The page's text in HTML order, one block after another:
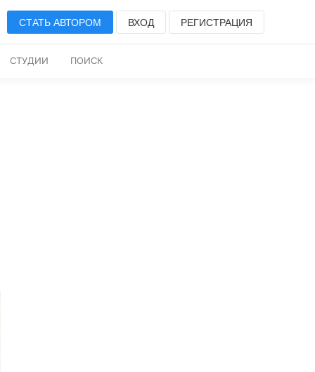
СТАТЬ АВТОРОМ ВХОД РЕГИСТРАЦИЯ
СТУДИИ ПОИСК